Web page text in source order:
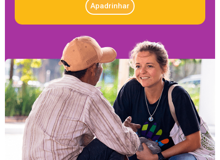
Apadrinhar